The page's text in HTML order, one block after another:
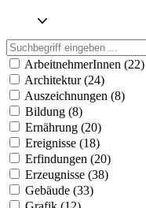
ArbeitnehmerInnen (22)
Architektur (24)
Auszeichnungen (8)
Bildung (8)
Ernährung (20)
Ereignisse (18)
Erfindungen (20)
Erzeugnisse (38)
Gebäude (33)